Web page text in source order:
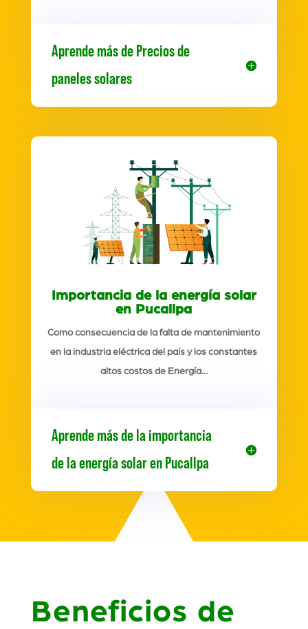
Aprende más de Precios de
paneles solares
Importancia de la energía solar
en Pucallpa
Como consecuencia de la falta de mantenimiento
en la industria eléctrica del país y los constantes
altos costos de Energía…
Aprende más de la importancia
de la energía solar en Pucallpa
Beneficios de